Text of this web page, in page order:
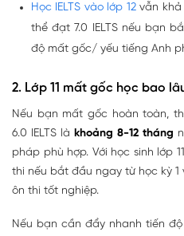
Học IELTS vào lớp 12 vẫn khả
thể đạt 7.0 IELTS nếu bạn
độ mất gốc/ yếu tiếng Anh
2. Lớp 11 mất gốc học bao
Nếu bạn mất gốc hoàn toàn,
6.0 IELTSlà khoảng 8-12 tháng
pháp phù hợp. Với học sinh lớp
thi nếu bắt đầu ngay từ học kỳ
ôn thi tốt nghiệp.
Nếu bạn cần đẩy nhanh tiến